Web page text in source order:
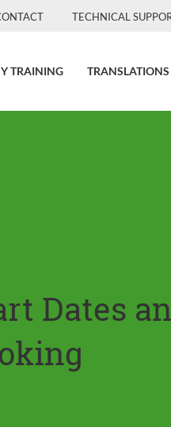
TECHNICAL
TRAINING TRANSLATIONS
Dates